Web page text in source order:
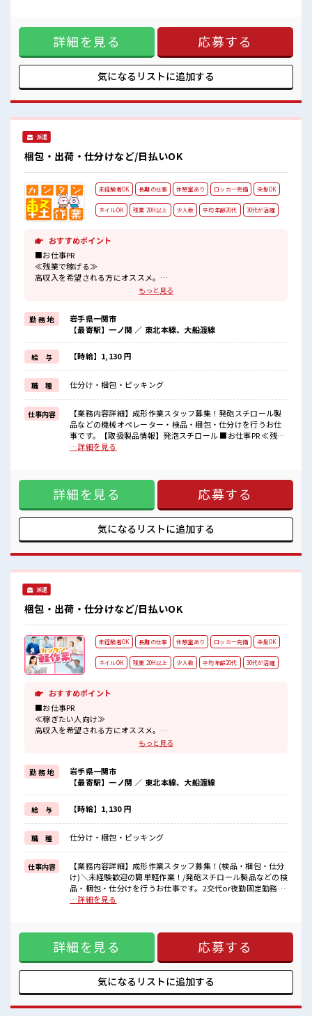
仕事の合間の息抜きは休憩室で♪
職場にはロッカー完備！
私物の置きすぎには注意が必要ですね★
≪ヘアカラーOKで自由な雰囲気の職場≫ 明るすぎたり奇抜で
なければ基本的に自由！ (規定有)≪ラクラク制服アリ≫ 制服
があるので、 毎日の服装の悩み解消♪ ≪自分に合った期間で
働ける≫ 福利厚生が整った派遣のお仕事です！ ■職場の雰囲
気 女性が多めの職場です♪ 髪型にこだわりのあるアナタは必
見！ 髪型自由な職場！ 仕事の合間の息抜きは休憩室で♪ 職場
詳細を見る 応募する
気になるリストに追加する
派遣
梱包・出荷・仕分けなど/日払いOK
未経験者OK 長期の仕事 休憩室あり ロッカー完備 染髪OK
ネイルOK 残業 20H以上 少人数 平均年齢20代 30代が活躍
おすすめポイント
■お仕事PR
≪残業で稼げる≫
高収入を希望される方にオススメ。
残業は月20時間以上あります♪
基本的に髪色自由で明るすぎたり奇抜でなければOKです！
(規定有)≪未経験の方も大カンゲイ≫
新しいことにチャレンジするのは不安だけど、
しっかり働く環境が整っています！
イチからスキルUP・ステップUP目指していきましょう！
≪自分に合った期間で働ける≫
福利厚生が整った派遣のお仕事です！
■職場の雰囲気
少人数の職場でこじんまり。
職場の仲間との交流もできちゃうかも？
派手すぎなければ多少のヘアカラーもOKなのはウレシイPoint☆
残業がしっかりあるお仕事！
もっと見る
勤 務 地
岩手県一関市
【最寄駅】一ノ関 ／ 東北本線、大船渡線
給 与 【時給】1,130 円
職 種 仕分け・梱包・ピッキング
仕事内容
【業務内容詳細】成形作業スタッフ募集！発砲スチロール製
品などの機械オペレーター・検品・梱包・仕分けを行うお仕
事です。【取扱製品情報】発泡スチロール ■お仕事PR ≪残業
で稼げる≫ 高収入を希望される方にオススメ。 残業は月20時
ゲイ≫ 新しいことにチャレンジするのは不安だけど、 しっか
り働く環境が整っています！ イチからスキルUP・ステップ
UP目指していきましょう！ ≪自分に合った期間で働ける≫ 福
利厚生が整った派遣のお仕事です！ ■職場の雰囲気 少人数の
職場でこじんまり。 職場の仲間との交流もできちゃうかも？
派手すぎなければ多少のヘアカラーもOKなのはウレシイ
…詳細を見る
詳細を見る 応募する
気になるリストに追加する
派遣
梱包・出荷・仕分けなど/日払いOK
未経験者OK 長期の仕事 休憩室あり ロッカー完備 染髪OK
ネイルOK 残業 20H以上 少人数 平均年齢20代 30代が活躍
おすすめポイント
■お仕事PR
≪稼ぎたい人向け≫
高収入を希望される方にオススメ。
残業は月20時間以上あります♪
派手過ぎなければ髪型や髪色自由♪
(規定有)≪未経験でも活躍できる≫
新しいことにチャレンジするのは不安だけど、
しっかり働く環境が整っています！
イチからスキルUP・ステップUP目指していきましょう！
≪自分に向いている仕事が探せる≫
困った事などがあれば、
担当がしっかりサポートします！
■職場の雰囲気
少人数でアットホームな雰囲気の職場！
明るすぎたり奇抜過ぎなければヘアカラーOK！
≪20代の方が多数活躍中の職場≫
もっと見る
勤 務 地
岩手県一関市
【最寄駅】一ノ関 ／ 東北本線、大船渡線
給 与 【時給】1,130 円
職 種 仕分け・梱包・ピッキング
仕事内容
【業務内容詳細】成形作業スタッフ募集！(検品・梱包・仕分
け)＼未経験歓迎の簡単軽作業！/発砲スチロール製品などの検
品・梱包・仕分けを行うお仕事です。2交代or夜勤固定勤務時
間については相談出来ます。【取扱製品情報】発泡スチロー
UP≫ 派手過ぎなければ髪型や髪色自由♪ (規定有)≪未経験で
も活躍できる≫ 新しいことにチャレンジするのは不安だけ
ど、 しっかり働く環境が整っています！ イチからスキルUP・
ステップUP目指していきましょう！ ≪自分に向いている仕事
が探せる≫ 困った事などがあれば、 担当がしっかりサポート
します！ ■職場の雰囲気 少人数でアットホームな雰囲気の職
の方が多数活躍中の職場≫ 休憩室で楽しくおしゃべり！ スト
…詳細を見る
詳細を見る 応募する
気になるリストに追加する